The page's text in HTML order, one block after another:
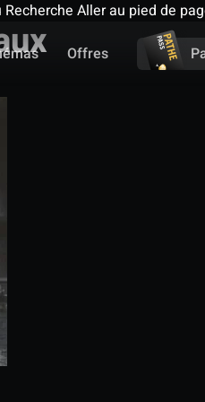
Recherche Aller au pied de
Offres